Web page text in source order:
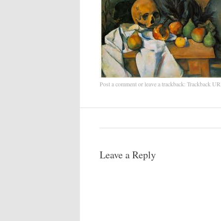
Post a commentor leave a trackback: Trackback
Leave a Reply